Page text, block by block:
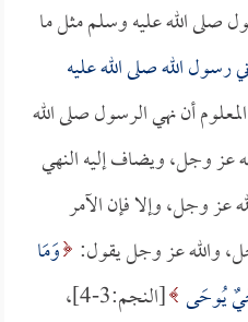
صلى الله عليه وسلم مثل ما
رسول الله صلى الله عليه
أن نهي الرسول صلى الله
عز وجل، ويضاف إليه النهي
عز وجل، وإلا فإن الآمر
والله عز وجل يقول: وَمَا
يُوحَى
[النجم:3-4]،